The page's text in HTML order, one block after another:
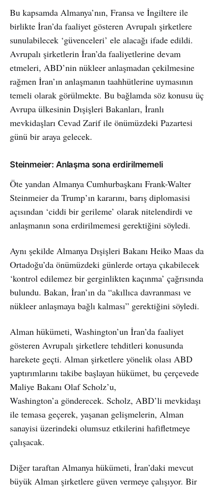
Bu kapsamda Almanya’nın, Fransa ve İngiltere ile
birlikte İran’da faaliyet gösteren Avrupalı şirketlere
sunulabilecek ‘güvenceleri’ ele alacağı ifade edildi.
Avrupalı şirketlerin İran’da faaliyetlerine devam
etmeleri, ABD’nin nükleer anlaşmadan çekilmesine
rağmen İran’ın anlaşmanın taahhütlerine uymasının
temeli olarak görülmekte. Bu bağlamda söz konusu üç
Avrupa ülkesinin Dışişleri Bakanları, İranlı
mevkidaşları Cevad Zarif ile önümüzdeki Pazartesi
günü bir araya gelecek.
Steinmeier: Anlaşma sona erdirilmemeli
Öte yandan Almanya Cumhurbaşkanı Frank-Walter
Steinmeier da Trump’ın kararını, barış diplomasisi
açısından ‘ciddi bir gerileme’ olarak nitelendirdi ve
anlaşmanın sona erdirilmemesi gerektiğini söyledi.
Aynı şekilde Almanya Dışişleri Bakanı Heiko Maas da
Ortadoğu’da önümüzdeki günlerde ortaya çıkabilecek
‘kontrol edilemez bir gerginlikten kaçınma’ çağrısında
bulundu. Bakan, İran’ın da “akıllıca davranması ve
nükleer anlaşmaya bağlı kalması” gerektiğini söyledi.
Alman hükümeti, Washington’un İran’da faaliyet
gösteren Avrupalı şirketlere tehditleri konusunda
harekete geçti. Alman şirketlere yönelik olası ABD
yaptırımlarını takibe başlayan hükümet, bu çerçevede
Maliye Bakanı Olaf Scholz’u,
Washington’a gönderecek. Scholz, ABD’li mevkidaşı
ile temasa geçerek, yaşanan gelişmelerin, Alman
sanayisi üzerindeki olumsuz etkilerini hafifletmeye
çalışacak.
Diğer taraftan Almanya hükümeti, İran’daki mevcut
büyük Alman şirketlere güven vermeye çalışıyor. Bir